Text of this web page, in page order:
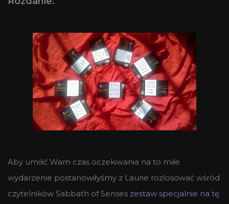
Aby umilić Wam czas oczekiwania na to miłe
wydarzenie postanowiłyśmy z Laurie rozlosować wśród
czytelników Sabbath of Senses zestaw specjalnie na tę